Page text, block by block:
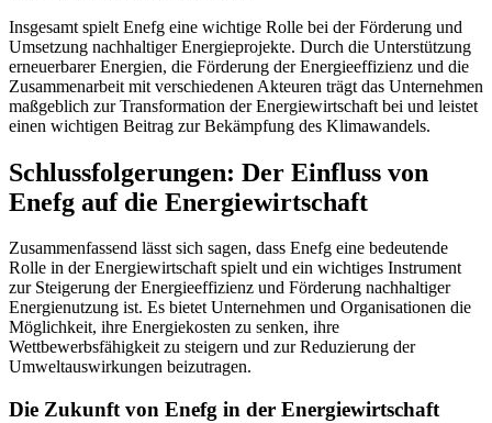
Insgesamt spielt Enefg eine wichtige Rolle bei der Förderung und
Umsetzung nachhaltiger Energieprojekte. Durch die Unterstützung
erneuerbarer Energien, die Förderung der Energieeffizienz und die
Zusammenarbeit mit verschiedenen Akteuren trägt das Unternehmen
maßgeblich zur Transformation der Energiewirtschaft bei und leistet
einen wichtigen Beitrag zur Bekämpfung des Klimawandels.
Schlussfolgerungen: Der Einfluss von
Enefg auf die Energiewirtschaft
Zusammenfassend lässt sich sagen, dass Enefg eine bedeutende
Rolle in der Energiewirtschaft spielt und ein wichtiges Instrument
zur Steigerung der Energieeffizienz und Förderung nachhaltiger
Energienutzung ist. Es bietet Unternehmen und Organisationen die
Möglichkeit, ihre Energiekosten zu senken, ihre
Wettbewerbsfähigkeit zu steigern und zur Reduzierung der
Umweltauswirkungen beizutragen.
Die Zukunft von Enefg in der Energiewirtschaft